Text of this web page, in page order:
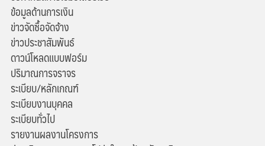
ข้อมูลด้านการเงิน
ข่าวจัดซื้อจัดจ้าง
ข่าวประชาสัมพันธ์
ดาวน์โหลดแบบฟอร์ม
ปริมาณการจราจร
ระเบียบ/หลักเกณฑ์
ระเบียบงานบุคคล
ระเบียบทั่วไป
รายงานผลงานโครงการ